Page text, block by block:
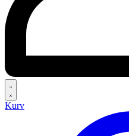
Search
open
Kurv